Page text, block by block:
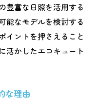
エコキュート
における耐震性の
の選び方
豊富な日照を活用する
能なモデルを検討する
イントを押さえること
活かしたエコキュート
な理由